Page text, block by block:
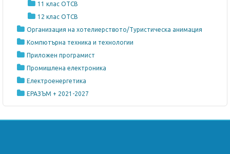
11 клас ОТСВ
12 клас ОТСВ
Организация на хотелиерството/Туристическа анимация
Компютърна техника и технологии
Приложен програмист
Промишлена електроника
Електроенергетика
ЕРАЗЪМ + 2021-2027